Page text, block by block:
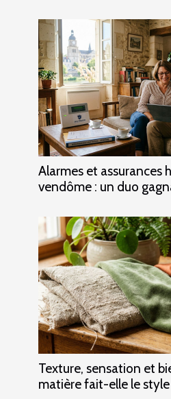
Alarmes et assurances
vendôme : un duo
Texture, sensation et
matière fait-elle le style